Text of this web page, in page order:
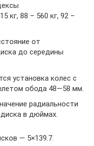
кг, 88 – 560 кг, 92 –
от
до середины
установка колес с
обода 48—58 мм.
радиальности
в дюймах.
— 5×139.7.